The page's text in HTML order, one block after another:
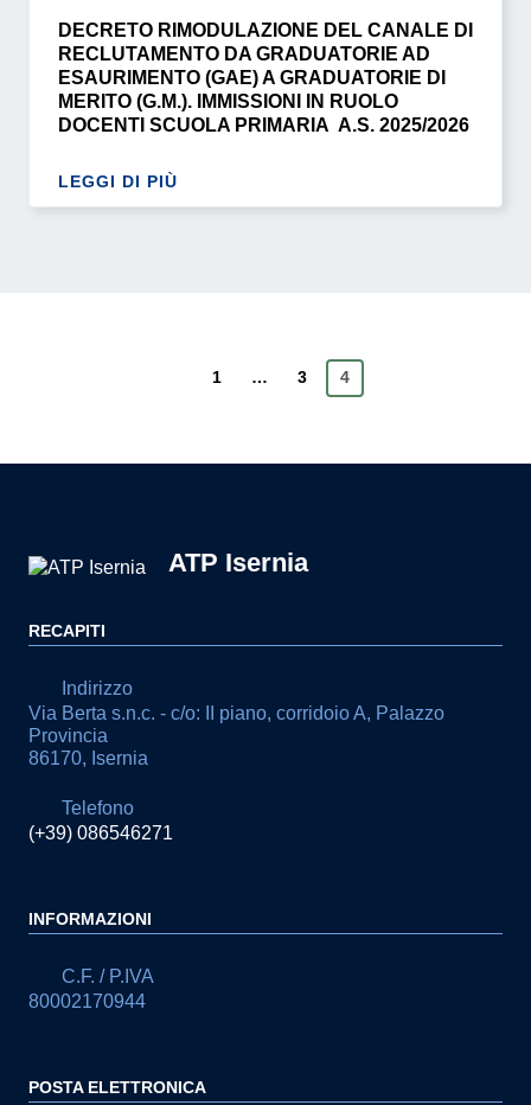
DECRETO RIMODULAZIONE DEL CANALE DI
RECLUTAMENTO DA GRADUATORIE AD
ESAURIMENTO (GAE) A GRADUATORIE DI
MERITO (G.M.). IMMISSIONI IN RUOLO
DOCENTI SCUOLA PRIMARIA A.S. 2025/2026
LEGGI DI PIÙ
Pagina precedente
1 … 3 4
ATP Isernia
RECAPITI
Indirizzo
Via Berta s.n.c. - c/o: II piano, corridoio A, Palazzo
Provincia
86170, Isernia
Telefono
(+39) 086546271
INFORMAZIONI
C.F. / P.IVA
80002170944
POSTA ELETTRONICA